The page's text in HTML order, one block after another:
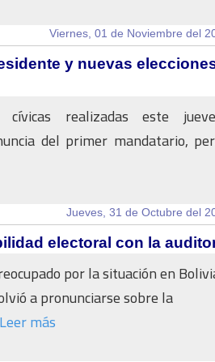
Viernes, 01 de Noviembre del
y nuevas
cívicas realizadas este
del primer mandatario,
Jueves, 31 de Octubre del
electoral con la
por la situación en
a pronunciarse sobre la
Leer más